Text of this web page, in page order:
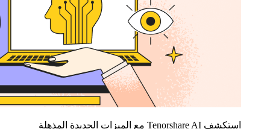
استكشف Tenorshare AI مع الميزات الجديدة المذهلة